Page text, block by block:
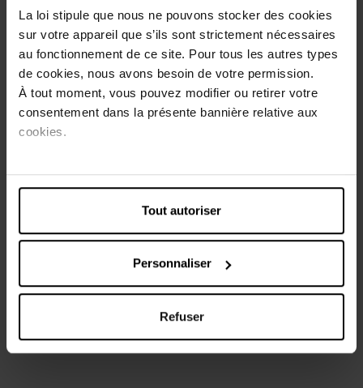
La loi stipule que nous ne pouvons stocker des cookies
sur votre appareil que s’ils sont strictement nécessaires
au fonctionnement de ce site. Pour tous les autres types
de cookies, nous avons besoin de votre permission.
À tout moment, vous pouvez modifier ou retirer votre
consentement dans la présente bannière relative aux
cookies.
Tout autoriser
Personnaliser
Refuser
corrigeant ses émotions négatives et en l'aidant à
retrouver le meilleur de lui-même. Le Dr Bach a répertorié
38 fleurs correspondant chacune à un état d'esprit
particulier.
Ce n° 24 convient à toute la famille et appartient au
groupe d'émotionTrouver l'espoir et le bonheur.
Conseils d'utilisation
Mettez 2 gouttes dans un verre d'eau (100ml) et buvez à
petites gorgées tout au long de la journée. Maximum 20
gouttes par jour. Ne dépassez pas la dose recommandée.
substitution d'un repas varié et équil
Caractéristiques